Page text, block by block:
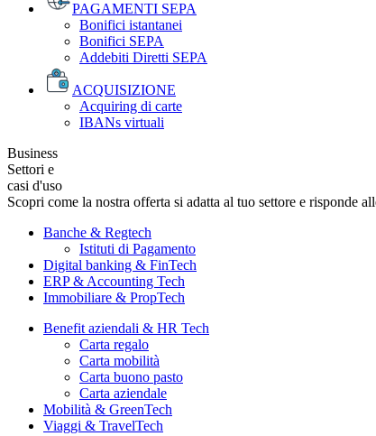
PAGAMENTI SEPA
Bonifici istantanei
Bonifici SEPA
Addebiti Diretti SEPA
ACQUISIZIONE
Acquiring di carte
IBANs virtuali
Business
Settori e
casi d'uso
Scopri come la nostra offerta si adatta al tuo settore e risponde
Banche & Regtech
Istituti di Pagamento
Digital banking & FinTech
ERP & Accounting Tech
Immobiliare & PropTech
Benefit aziendali & HR Tech
Carta regalo
Carta mobilità
Carta buono pasto
Carta aziendale
Mobilità & GreenTech
Viaggi & TravelTech